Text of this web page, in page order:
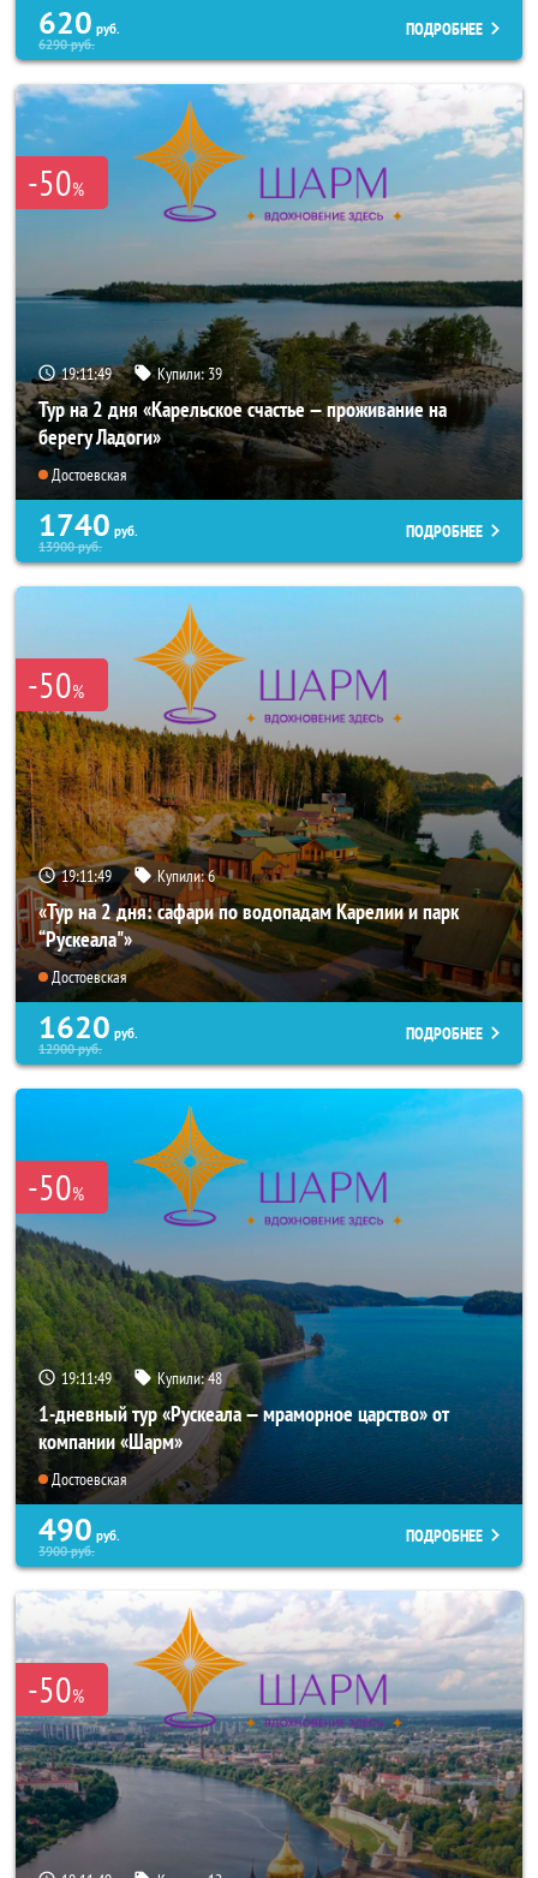
620 руб.
6290руб.
ПОДРОБНЕЕ
-50%
19:11:47 Купили:39
Тур на 2 дня «Карельское счастье — проживание на
берегу Ладоги»
Достоевская
1740 руб.
13900руб.
ПОДРОБНЕЕ
-50%
19:11:47 Купили:6
«Тур на 2 дня: сафари по водопадам Карелии и парк
“Рускеала"»
Достоевская
1620 руб.
12900руб.
ПОДРОБНЕЕ
-50%
19:11:47 Купили:48
1-дневный тур «Рускеала — мраморное царство» от
компании «Шарм»
Достоевская
490 руб.
3900руб.
ПОДРОБНЕЕ
-50%